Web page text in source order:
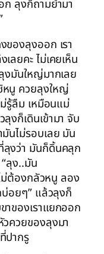
ก ลุงก็ถามย้ำมา
ของลุงออก เรา
ลยคะ ไม่เคยเห็น
งมันใหญ่มากเลย
หนู ควยลุงใหญ่
รู้ลืม เหมือนแม่
งก็เดินเข้ามา จับ
มันไม่รอบเลย มัน
งว่า มันก็ดิ้นคลุก
ลุง..มัน
ม่ต้องกลัวหนู ลอง
บ่อยๆ” แล้วลุงก็
ของเราแยกออก
ควยของลุงมา
ปากรู